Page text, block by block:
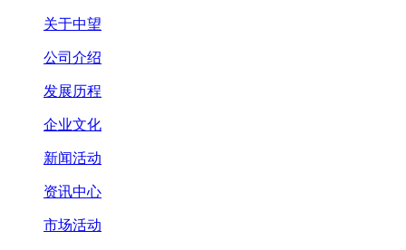
关于中望
公司介绍
发展历程
企业文化
新闻活动
资讯中心
市场活动